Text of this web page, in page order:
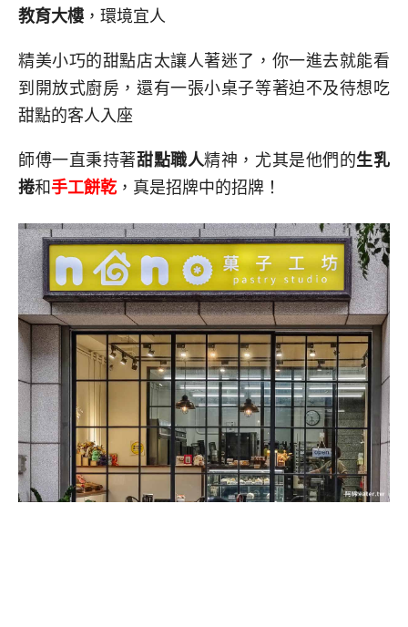
教育大樓 ，環境宜人
精美小巧的甜點店太讓人著迷了，你一進去就能看
到開放式廚房，還有一張小桌子等著迫不及待想吃
甜點的客人入座
師傅一直秉持著甜點職人精神，尤其是他們的生乳
捲和手工餅乾，真是招牌中的招牌！